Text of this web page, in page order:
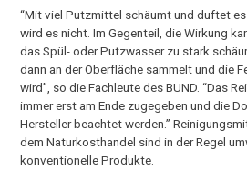
“Mit viel Putzmittel schäumt und duftet es
wird es nicht. Im Gegenteil, die Wirkung
das Spül- oder Putzwasser zu stark
dann an der Oberfläche sammelt und die
wird”, so die Fachleute des BUND. “Das
immer erst am Ende zugegeben und die
Hersteller beachtet werden.”
dem Naturkosthandel sind in der Regel
konventionelle Produkte.